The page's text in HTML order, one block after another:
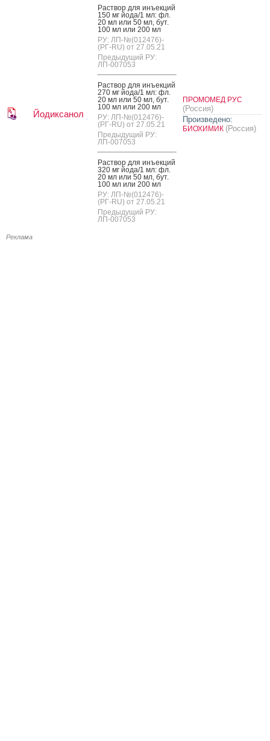
Йодиксанол
Рас­твор для инъ­ек­ций
150 мг й­ода/1 мл: фл.
20 мл или 50 мл, бут.
100 мл или 200 мл
РУ: ЛП-№(012476)-
(РГ-RU) от 27.05.21
Предыдущий РУ:
ЛП-007053
Рас­твор для инъ­ек­ций
270 мг й­ода/1 мл: фл.
20 мл или 50 мл, бут.
100 мл или 200 мл
РУ: ЛП-№(012476)-
(РГ-RU) от 27.05.21
Предыдущий РУ:
ЛП-007053
Рас­твор для инъ­ек­ций
320 мг й­ода/1 мл: фл.
20 мл или 50 мл, бут.
100 мл или 200 мл
РУ: ЛП-№(012476)-
(РГ-RU) от 27.05.21
Предыдущий РУ:
ЛП-007053
ПРОМОМЕД РУС
(Россия)
Произведено:
БИОХИМИК (Россия)
Реклама